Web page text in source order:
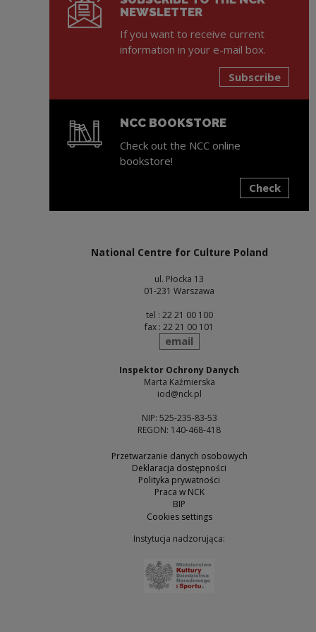
NEWSLETTER
If you want to receive current
information in your e-mail box.
Subscribe
NCC BOOKSTORE
Check out the NCC online
bookstore!
Check
National Centre for Culture Poland
ul. Płocka 13
01-231 Warszawa
tel : 22 21 00 100
fax : 22 21 00 101
send
email
Inspektor Ochrony Danych
Marta Kaźmierska
iod@nck.pl
NIP: 525-235-83-53
REGON: 140-468-418
Przetwarzanie danych osobowych
Deklaracja dostępności
Polityka prywatności
Praca w NCK
BIP
Cookies settings
Instytucja nadzorująca: